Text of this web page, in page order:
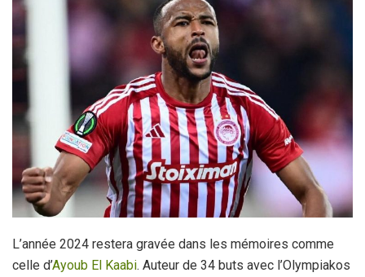
L’année 2024 restera gravée dans les mémoires comme
celle d’Ayoub El Kaabi. Auteur de 34 buts avec l’Olympiakos